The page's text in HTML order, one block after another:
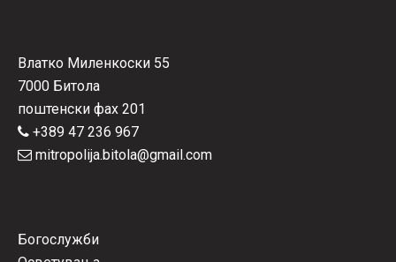
Влатко Миленкоски 55
7000 Битола
поштенски фах 201
+389 47 236 967
mitropolija.bitola@gmail.com
Богослужби